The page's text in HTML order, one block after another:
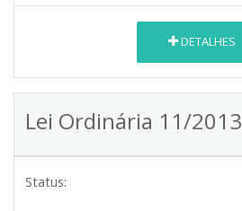
DETALHES
Lei Ordinária 11/2013
Status: